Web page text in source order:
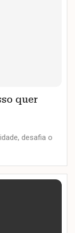
quer
desafia o